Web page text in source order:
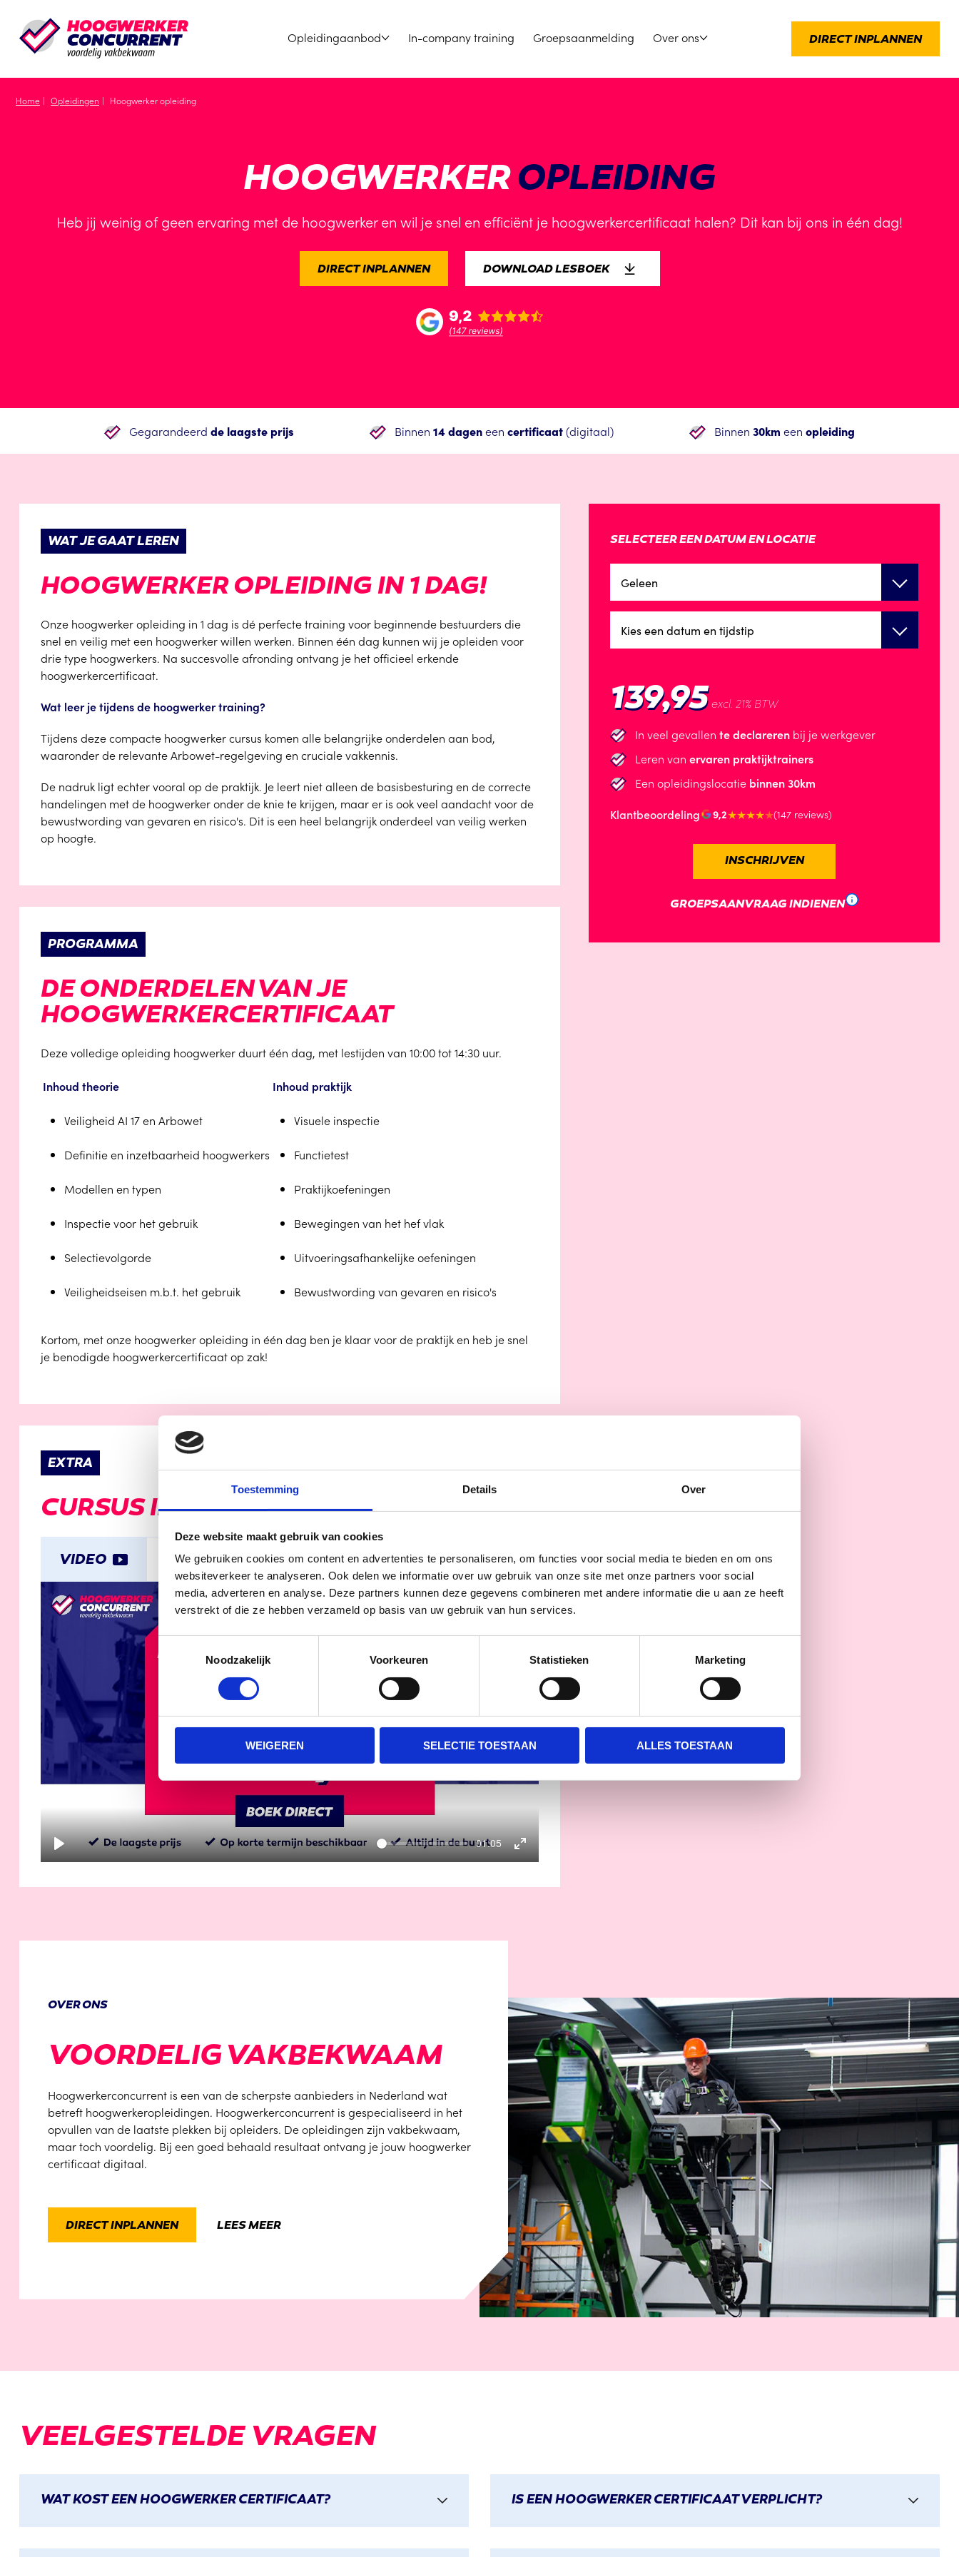
Toestemming Details Over
Deze website maakt gebruik van cookies
We gebruiken cookies om content en advertenties te personaliseren, om functies voor social media te bieden en om ons
websiteverkeer te analyseren. Ook delen we informatie over uw gebruik van onze site met onze partners voor social
media, adverteren en analyse. Deze partners kunnen deze gegevens combineren met andere informatie die u aan ze heeft
verstrekt of die ze hebben verzameld op basis van uw gebruik van hun services.
Noodzakelijk
Voorkeuren Statistieken Marketing
WEIGEREN SELECTIE TOESTAAN ALLES TOESTAAN
Opleidingaanbod In-company training Groepsaanmelding Over ons DIRECT INPLANNEN
Home Opleidingen Hoogwerker opleiding
HOOGWERKEROPLEIDING
Heb jij weinig of geen ervaring met de hoogwerker en wil je snel en efficiënt je hoogwerkercertificaat halen? Dit kan bij ons in één dag!
DIRECT INPLANNEN DOWNLOAD LESBOEK
Gegarandeerd de laagste prijs Binnen 14 dageneen certificaat(digitaal) Binnen 30km een opleiding
WAT JE GAAT LEREN
HOOGWERKER OPLEIDING IN 1 DAG!
Onze hoogwerker opleiding in 1 dag is dé perfecte training voor beginnende bestuurders die
snel en veilig met een hoogwerker willen werken. Binnen één dag kunnen wij je opleiden voor
drie type hoogwerkers. Na succesvolle afronding ontvang je het officieel erkende
hoogwerkercertificaat.
Wat leer je tijdens de hoogwerker training?
Tijdens deze compacte hoogwerker cursus komen alle belangrijke onderdelen aan bod,
waaronder de relevante Arbowet-regelgeving en cruciale vakkennis.
De nadruk ligt echter vooral op de praktijk. Je leert niet alleen de basisbesturing en de correcte
handelingen met de hoogwerker onder de knie te krijgen, maar er is ook veel aandacht voor de
bewustwording van gevaren en risico's. Dit is een heel belangrijk onderdeel van veilig werken
op hoogte.
PROGRAMMA
DE ONDERDELEN VAN JE
HOOGWERKERCERTIFICAAT
Deze volledige opleiding hoogwerker duurt één dag, met lestijden van 10:00 tot 14:30 uur.
Inhoud theorie Inhoud praktijk
Veiligheid AI 17 en Arbowet Visuele inspectie
Definitie en inzetbaarheid hoogwerkers Functietest
Modellen en typen Praktijkoefeningen
Inspectie voor het gebruik Bewegingen van het hef vlak
Selectievolgorde Uitvoeringsafhankelijke oefeningen
Veiligheidseisen m.b.t. het gebruik Bewustwording van gevaren en risico's
Kortom, met onze hoogwerker opleiding in één dag ben je klaar voor de praktijk en heb je snel
je benodigde hoogwerkercertificaat op zak!
EXTRA
CURSUS INFORMATIE
VIDEO DOWNLOAD LESBOEK
PLAY
01:05
ENTER
PLAY
SELECTEER EEN DATUM EN LOCATIE
Geleen
Kies een datum en tijdstip
139,95excl. 21% BTW
In veel gevallen te declareren bij je werkgever
Leren van ervaren praktijktrainers
Een opleidingslocatie binnen 30km
Klantbeoordeling
9,2★★★★★(147 reviews)
INSCHRIJVEN
GROEPSAANVRAAG INDIENEN
OVER ONS
VOORDELIG VAKBEKWAAM
Hoogwerkerconcurrent is een van de scherpste aanbieders in Nederland wat
betreft hoogwerkeropleidingen. Hoogwerkerconcurrent is gespecialiseerd in het
opvullen van de laatste plekken bij opleiders. De opleidingen zijn vakbekwaam,
maar toch voordelig. Bij een goed behaald resultaat ontvang je jouw hoogwerker
certificaat digitaal.
DIRECT INPLANNEN LEES MEER
VEELGESTELDE VRAGEN
WAT KOST EEN HOOGWERKER CERTIFICAAT? IS EEN HOOGWERKER CERTIFICAAT VERPLICHT?